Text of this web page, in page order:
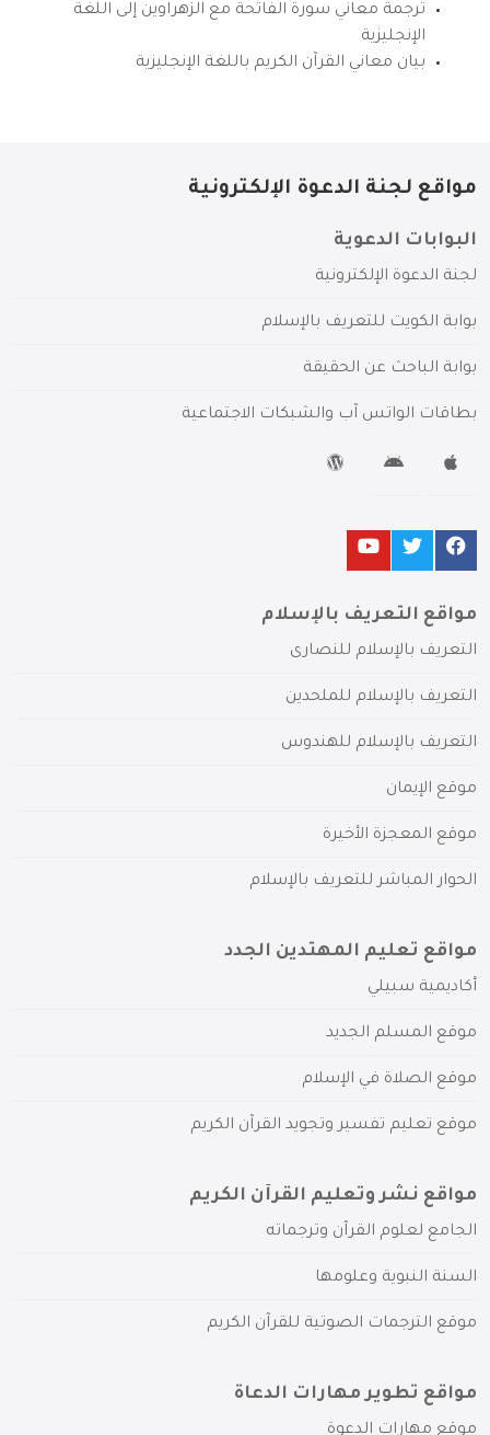
ترجمة معاني سورة الفاتحة مع الزهراوين إلى اللغة
الإنجليزية
بيان معاني القرآن الكريم باللغة الإنجليزية
مواقع لجنة الدعوة الإلكترونية
البوابات الدعوية
لجنة الدعوة الإلكترونية
بوابة الكويت للتعريف بالإسلام
بوابة الباحث عن الحقيقة
بطاقات الواتس آب والشبكات الاجتماعية
مواقع التعريف بالإسلام
التعريف بالإسلام للنصارى
التعريف بالإسلام للملحدين
التعريف بالإسلام للهندوس
موقع الإيمان
موقع المعجزة الأخيرة
الحوار المباشر للتعريف بالإسلام
مواقع تعليم المهتدين الجدد
أكاديمية سبيلي
موقع المسلم الجديد
موقع الصلاة في الإسلام
موقع تعليم تفسير وتجويد القرآن الكريم
مواقع نشر وتعليم القرآن الكريم
الجامع لعلوم القرآن وترجماته
السنة النبوية وعلومها
موقع الترجمات الصوتية للقرآن الكريم
مواقع تطوير مهارات الدعاة
موقع مهارات الدعوة